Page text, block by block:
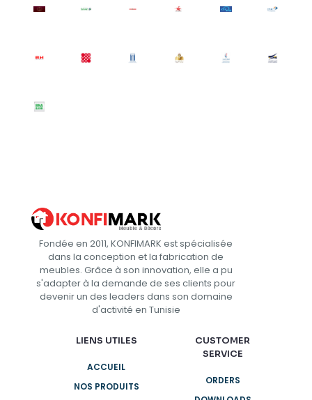
Fondée en 2011, KONFIMARK est spécialisée
dans la conception et la fabrication de
meubles. Grâce à son innovation, elle a pu
s'adapter à la demande de ses clients pour
devenir un des leaders dans son domaine
d'activité en Tunisie
LIENS UTILES
ACCUEIL
NOS PRODUITS
CUSTOMER
SERVICE
ORDERS